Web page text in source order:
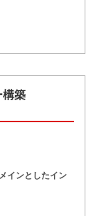
構築
インとしたイン